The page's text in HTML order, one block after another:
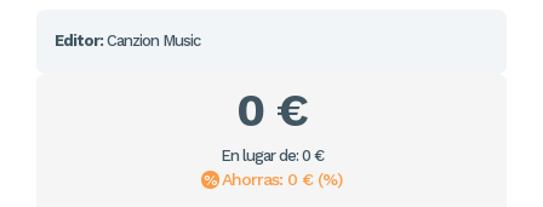
Editor: Canzion Music
0 €
En lugar de: 0 €
Ahorras: 0 € (%)